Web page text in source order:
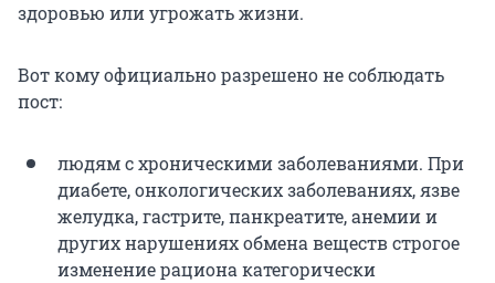
здоровью или угрожать жизни.
Вот кому официально разрешено не соблюдать
пост:
людям с хроническими заболеваниями. При
диабете, онкологических заболеваниях, язве
желудка, гастрите, панкреатите, анемии и
других нарушениях обмена веществ строгое
изменение рациона категорически